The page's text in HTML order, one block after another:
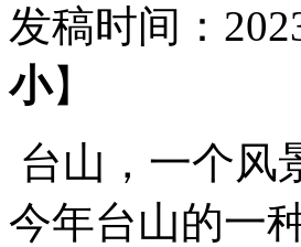
发稿时间：
小】
台山，一个风
今年台山的一